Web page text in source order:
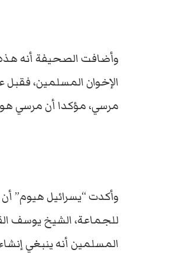
وأضافت الصحيفة أنه هذه
الإخوان المسلمين،
مرسي، مؤكدا أن مرسي
وأكدت “يسرائيل هيوم”
المسلمين أنه ينبغي